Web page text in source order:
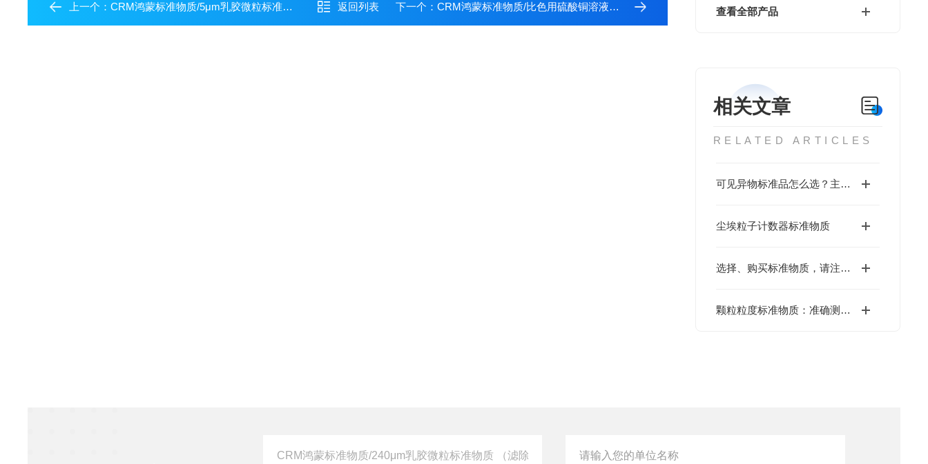
查看全部产品
相关文章
RELATED ARTICLES
可见异物标准品怎么选？主流品牌型号详解+生产厂家避坑指南
尘埃粒子计数器标准物质
选择、购买标准物质，请注意这些问题！
颗粒粒度标准物质：准确测量颗粒尺寸的核心工具
上一个：CRM鸿蒙标准物质/5μm乳胶微粒标准物质（滤除率）（5瓶起订） 返回列表 下一个： CRM鸿蒙标准物质/比色用硫酸铜溶液标准物质